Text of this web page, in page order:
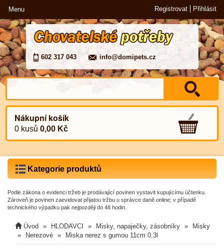
Menu Registrovat Přihlásit
602 317 043 info@domipets.cz
Nákupní košík
0 kusů0,00 Kč
Kategorie produktů
Podle zákona o evidenci tržeb je prodávající povinen vystavit kupujícímu účtenku.
Zároveň je povinen zaevidovat přijatou tržbu u správce daně online; v případě
technického výpadku pak nejpozději do 48 hodin.
Úvod HLODAVCI Misky, napaječky, zásobníky
Misky
Nerezové
Miska nerez s gumou 11cm 0,3l